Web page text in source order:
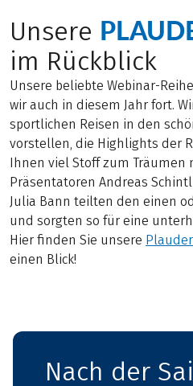
Unsere
im Rückblick
Unsere beliebte Webinar-
wir auch in diesem Jahr fort.
sportlichen Reisen in den
vorstellen, die Highlights der
Ihnen viel Stoff zum Träumen
Präsentatoren Andreas
Julia Bann teilten den einen
und sorgten so für eine
Hier finden Sie unsere
einen Blick!
Nach der